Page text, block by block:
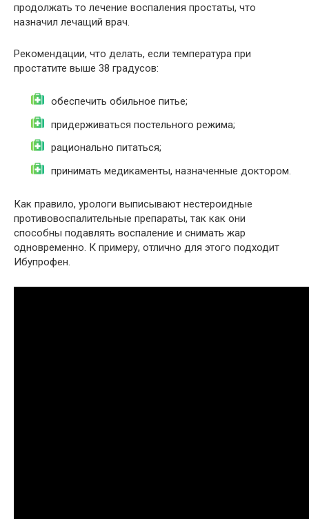
продолжать то лечение воспаления простаты, что
назначил лечащий врач.
Рекомендации, что делать, если температура при
простатите выше 38 градусов:
обеспечить обильное питье;
придерживаться постельного режима;
рационально питаться;
принимать медикаменты, назначенные доктором.
Как правило, урологи выписывают нестероидные
противовоспалительные препараты, так как они
способны подавлять воспаление и снимать жар
одновременно. К примеру, отлично для этого подходит
Ибупрофен.